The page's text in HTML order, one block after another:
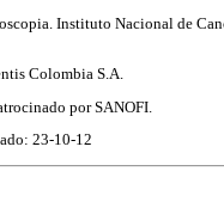
Instituto Nacional de
Colombia S.A.
por SANOFI.
23-10-12